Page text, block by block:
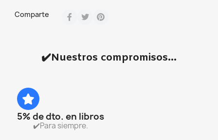
Comparte
✔️Nuestros compromisos...
5% de dto. en libros
✔️Para siempre.